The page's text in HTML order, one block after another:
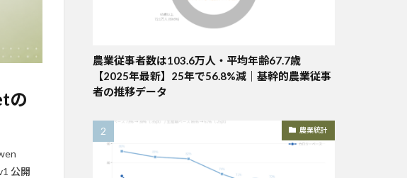
の
公開
農業従事者数は103.6万人・平均年齢67.7歳
【2025年最新】25年で56.8%減｜基幹的農業従事
者の推移データ
農業統計